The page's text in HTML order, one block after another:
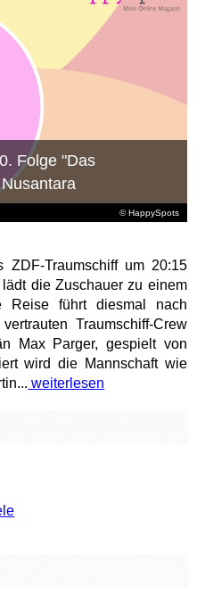
© HappySpots
Folge "Das
ZDF-Traumschiff um 20:15
die Zuschauer zu einem
Reise führt diesmal nach
Traumschiff-Crew
Max Parger, gespielt von
wird die Mannschaft wie
weiterlesen